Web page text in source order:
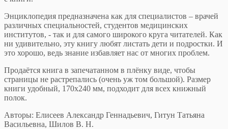
Энциклопедия предназначена как для специалистов – врачей
различных специальностей, студентов медицинских
институтов, - так и для самого широкого круга читателей. Как
ни удивительно, эту книгу любят листать дети и подростки. И
это хорошо, ведь знание избавляет нас от многих проблем.
Продаётся книга в запечатанном в плёнку виде, чтобы
страницы не растрепались (очень уж том большой). Размер
книги удобный, 170x240 мм, подходит для всех книжный
полок.
Авторы: Елисеев Александр Геннадьевич, Гитун Татьяна
Васильевна, Шилов В. Н.